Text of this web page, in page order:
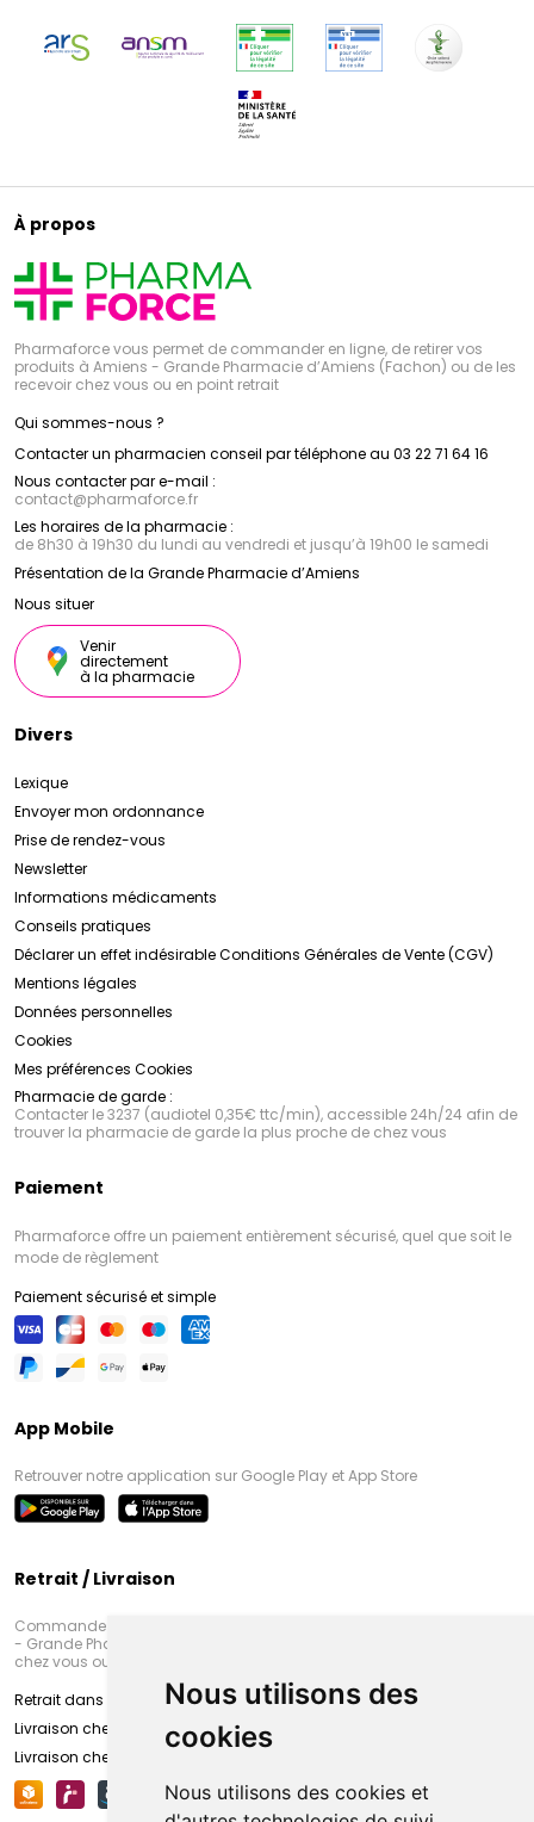
Nous utilisons des
cookies
Nous utilisons des cookies et
À propos
Pharmaforce vous permet de commander en ligne, de retirer vos
produits à Amiens - Grande Pharmacie d’Amiens (Fachon) ou de les
recevoir chez vous ou en point retrait
Qui sommes-nous ?
Contacter un pharmacien conseil par téléphone au 03 22 71 64 16
Nous contacter par e-mail :
contact@pharmaforce.fr
Les horaires de la pharmacie :
de 8h30 à 19h30 du lundi au vendredi et jusqu’à 19h00 le samedi
Présentation de la Grande Pharmacie d’Amiens
Nous situer
Venir
directement
à la pharmacie
Divers
Lexique
Envoyer mon ordonnance
Prise de rendez-vous
Newsletter
Informations médicaments
Conseils pratiques
Déclarer un effet indésirableConditions Générales de Vente (CGV)
Mentions légales
Données personnelles
Cookies
Mes préférences Cookies
Pharmacie de garde :
Contacter le 3237 (audiotel 0,35€ ttc/min), accessible 24h/24 afin de
trouver la pharmacie de garde la plus proche de chez vous
Paiement
Pharmaforce offre un paiement entièrement sécurisé, quel que soit le
mode de règlement
Paiement sécurisé et simple
App Mobile
Retrouver notre application sur Google Play et App Store
Retrait / Livraison
Commandez en ligne et venez chercher votre commande à Amiens
- Grande Pharmacie d’Amiens (Fachon) ou recevez-là rapidement
chez vous ou en point retrait
Retrait dans la pharmacie d’Amiens
Livraison chez vous
Livraison chez votre commerçant